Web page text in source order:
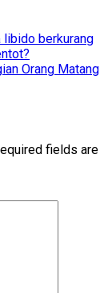
libido berkurang
Orang Matang
fields are